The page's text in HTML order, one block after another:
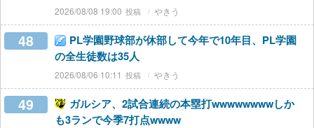
2026/08/08 19:00 やきう
48
PL学園野球部が休部して今年で10年目、PL学園
の全生徒数は35人
2026/08/06 10:11 やきう
49
ガルシア、2試合連続の本塁打wwwwwwwwしか
も3ランで今季7打点wwww